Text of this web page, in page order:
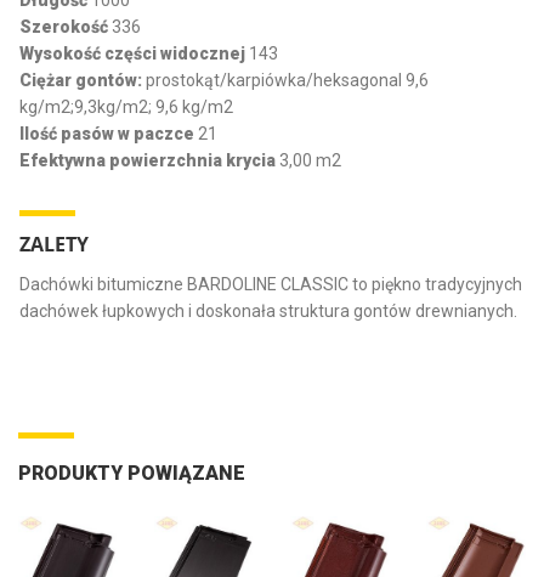
Szerokość 336
Wysokość części widocznej 143
Ciężar gontów: prostokąt/karpiówka/heksagonal 9,6
kg/m2;9,3kg/m2; 9,6 kg/m2
Ilość pasów w paczce 21
Efektywna powierzchnia krycia 3,00 m2
ZALETY
Dachówki bitumiczne BARDOLINE CLASSIC to piękno tradycyjnych
dachówek łupkowych i doskonała struktura gontów drewnianych.
PRODUKTY POWIĄZANE